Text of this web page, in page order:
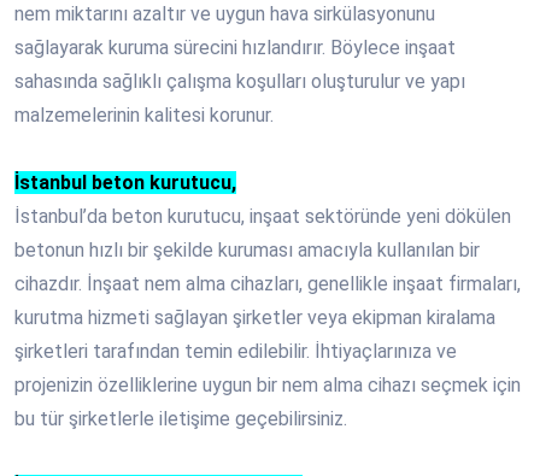
nem miktarını azaltır ve uygun hava sirkülasyonunu
sağlayarak kuruma sürecini hızlandırır. Böylece inşaat
sahasında sağlıklı çalışma koşulları oluşturulur ve yapı
malzemelerinin kalitesi korunur.
İstanbul beton kurutucu,
İstanbul’da beton kurutucu, inşaat sektöründe yeni dökülen
betonun hızlı bir şekilde kuruması amacıyla kullanılan bir
cihazdır. İnşaat nem alma cihazları, genellikle inşaat firmaları,
kurutma hizmeti sağlayan şirketler veya ekipman kiralama
şirketleri tarafından temin edilebilir. İhtiyaçlarınıza ve
projenizin özelliklerine uygun bir nem alma cihazı seçmek için
bu tür şirketlerle iletişime geçebilirsiniz.